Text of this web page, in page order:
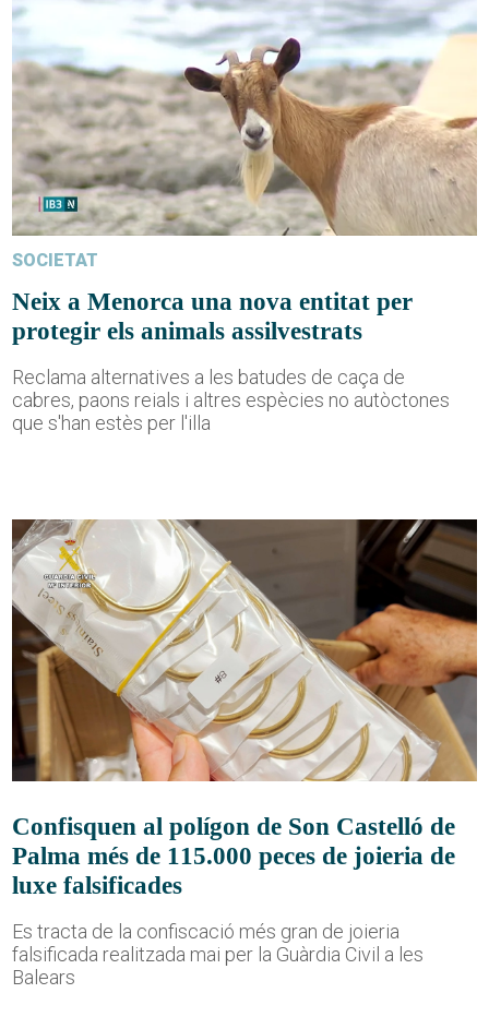
SOCIETAT
Neix a Menorca una nova entitat per
protegir els animals assilvestrats
Reclama alternatives a les batudes de caça de
cabres, paons reials i altres espècies no autòctones
que s'han estès per l'illa
Confisquen al polígon de Son Castelló de
Palma més de 115.000 peces de joieria de
luxe falsificades
Es tracta de la confiscació més gran de joieria
falsificada realitzada mai per la Guàrdia Civil a les
Balears